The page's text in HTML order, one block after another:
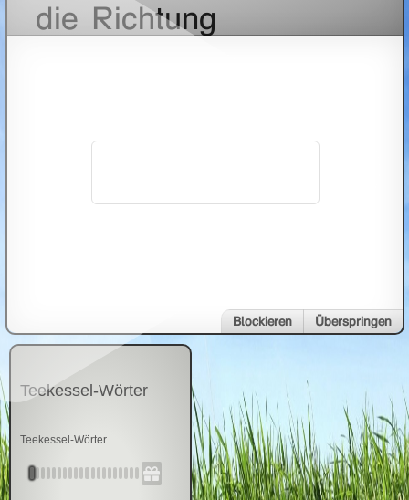
die Richtung
Blockieren Überspringen
Teekessel-Wörter
Teekessel-Wörter